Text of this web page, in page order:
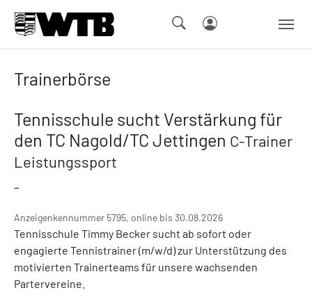
Trainerbörse
Tennisschule sucht Verstärkung für
den TC Nagold/TC Jettingen C-Trainer
Leistungssport
-
Anzeigenkennummer 5795, online bis 30.08.2026
Tennisschule Timmy Becker sucht ab sofort oder
engagierte Tennistrainer (m/w/d) zur Unterstützung des
motivierten Trainerteams für unsere wachsenden
Partervereine.